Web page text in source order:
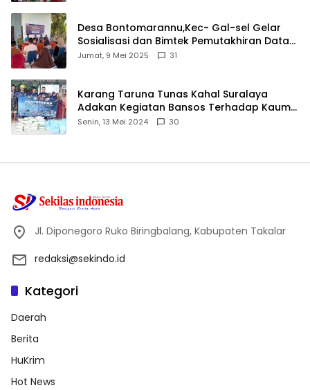
Desa Bontomarannu,Kec- Gal-sel Gelar
Sosialisasi dan Bimtek Pemutakhiran Data
ID
Jumat, 9 Mei 2025 31
Karang Taruna Tunas Kahal Suralaya
Adakan Kegiatan Bansos Terhadap Kaum
Dhuafa dan Anak Yatim-Piatu
Senin, 13 Mei 2024 30
Jl. Diponegoro Ruko Biringbalang, Kabupaten Takalar
redaksi@sekindo.id
Kategori
Daerah
Berita
HuKrim
Hot News